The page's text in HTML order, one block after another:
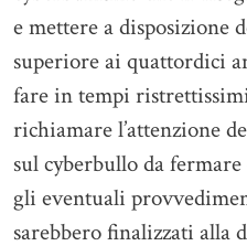
e mettere a disposizione
superiore ai quattordici
fare in tempi
richiamare l’attenzione
sul cyberbullo da
gli eventuali
sarebbero finalizzati alla